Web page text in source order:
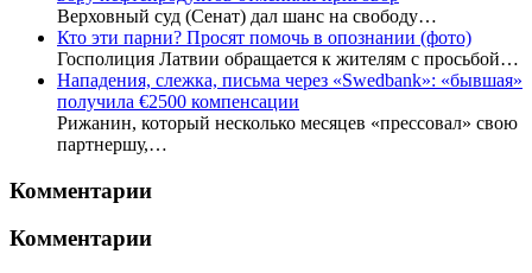
Верховный суд (Сенат) дал шанс на свободу…
Кто эти парни? Просят помочь в опознании (фото)
Госполиция Латвии обращается к жителям с просьбой…
Нападения, слежка, письма через «Swedbank»: «бывшая»
получила €2500 компенсации
Рижанин, который несколько месяцев «прессовал» свою
партнершу,…
Комментарии
Комментарии